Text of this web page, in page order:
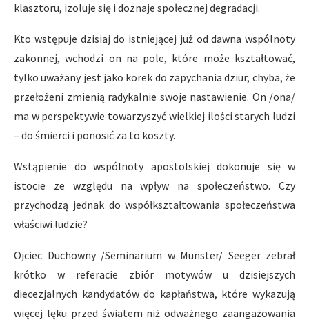
klasztoru, izoluje się i doznaje społecznej degradacji.
Kto wstępuje dzisiaj do istniejącej już od dawna wspólnoty
zakonnej, wchodzi on na pole, które może kształtować,
tylko uważany jest jako korek do zapychania dziur, chyba, że
przełożeni zmienią radykalnie swoje nastawienie. On /ona/
ma w perspektywie towarzyszyć wielkiej ilości starych ludzi
– do śmierci i ponosić za to koszty.
Wstąpienie do wspólnoty apostolskiej dokonuje się w
istocie ze względu na wpływ na społeczeństwo. Czy
przychodzą jednak do współkształtowania społeczeństwa
właściwi ludzie?
Ojciec Duchowny /Seminarium w Münster/ Seeger zebrał
krótko w referacie zbiór motywów u dzisiejszych
diecezjalnych kandydatów do kapłaństwa, które wykazują
więcej lęku przed światem niż odważnego zaangażowania